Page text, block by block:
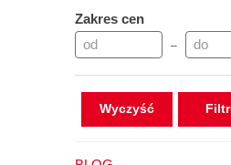
Zakres cen
–
Wyczyść